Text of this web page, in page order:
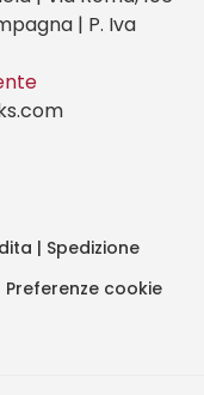
| P. Iva
| Spedizione
Preferenze cookie